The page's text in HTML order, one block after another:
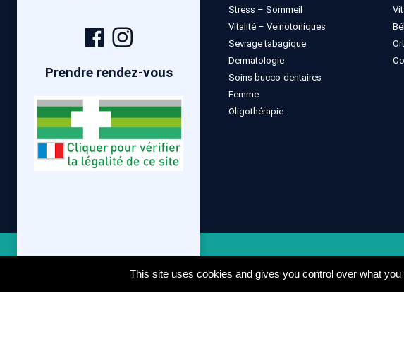
Page
Facebook
Prendre rendez-vous
Stress – Sommeil
Vitalité – Veinotoniques
Sevrage tabagique
Dermatologie
Soins bucco-dentaires
Femme
Oligothérapie
This site uses cookies and gives you control over what